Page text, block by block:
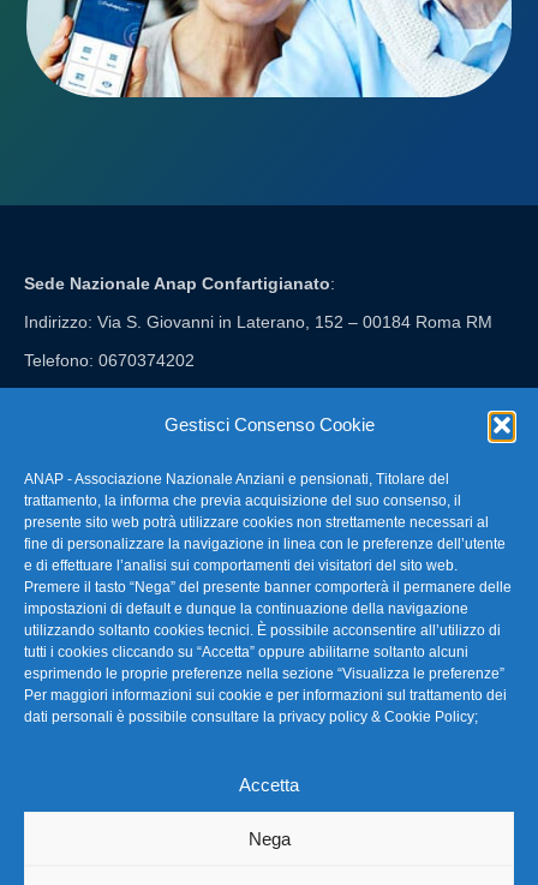
Gestisci Consenso Cookie
ANAP - Associazione Nazionale Anziani e pensionati, Titolare del
trattamento, la informa che previa acquisizione del suo consenso, il
presente sito web potrà utilizzare cookies non strettamente necessari al
fine di personalizzare la navigazione in linea con le preferenze dell’utente
e di effettuare l’analisi sui comportamenti dei visitatori del sito web.
Premere il tasto “Nega” del presente banner comporterà il permanere delle
impostazioni di default e dunque la continuazione della navigazione
utilizzando soltanto cookies tecnici. È possibile acconsentire all’utilizzo di
tutti i cookies cliccando su “Accetta” oppure abilitarne soltanto alcuni
esprimendo le proprie preferenze nella sezione “Visualizza le preferenze”
Per maggiori informazioni sui cookie e per informazioni sul trattamento dei
dati personali è possibile consultare la privacy policy & Cookie Policy;
Accetta
Nega
Sede Nazionale Anap Confartigianato:
Indirizzo: Via S. Giovanni in Laterano, 152 – 00184 Roma RM
Telefono: 0670374202
FAQ – Domande Frequenti
La nostra Newsletter
Link Utili
TG Confartigianato
Privacy & Cookie Policy
Seguici